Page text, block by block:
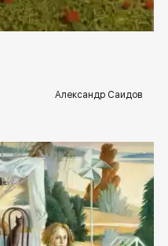
Александр Саидов